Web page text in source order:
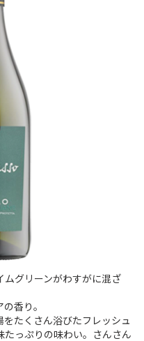
グリーンがわすがに混ざ
香り。
たくさん浴びたフレッシュ
っぷりの味わい。さんさん